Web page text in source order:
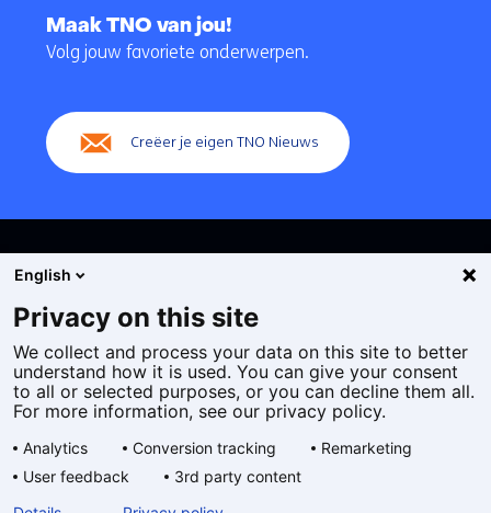
navigatie
Maak TNO van jou!
Volg jouw favoriete onderwerpen.
Creëer je eigen TNO Nieuws
Cookies
Privacy statement
Toegankelijkheid
Algemene voorwaarden
English
Privacy on this site
We collect and process your data on this site to better
understand how it is used. You can give your consent
to all or selected purposes, or you can decline them all.
For more information, see our privacy policy.
Analytics Conversion tracking
Remarketing
User feedback
3rd party content